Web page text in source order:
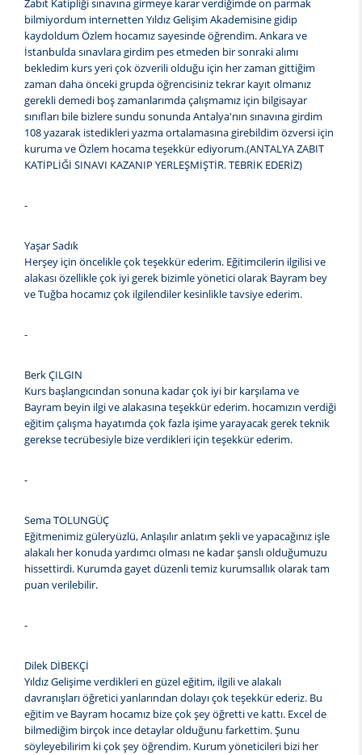
Zabıt Katipliği sınavına girmeye karar verdiğimde on parmak
bilmiyordum internetten Yıldız Gelişim Akademisine gidip
kaydoldum Özlem hocamız sayesinde öğrendim. Ankara ve
İstanbulda sınavlara girdim pes etmeden bir sonraki alımı
bekledim kurs yeri çok özverili olduğu için her zaman gittiğim
zaman daha önceki grupda öğrencisiniz tekrar kayıt olmanız
gerekli demedi boş zamanlarımda çalışmamız için bilgisayar
sınıfları bile bizlere sundu sonunda Antalya'nın sınavına girdim
108 yazarak istedikleri yazma ortalamasına girebildim özversi için
kuruma ve Özlem hocama teşekkür ediyorum.(ANTALYA ZABIT
KATİPLİĞİ SINAVI KAZANIP YERLEŞMİŞTİR. TEBRİK EDERİZ)
-
Yaşar Sadık
Herşey için öncelikle çok teşekkür ederim. Eğitimcilerin ilgilisi ve
alakası özellikle çok iyi gerek bizimle yönetici olarak Bayram bey
ve Tuğba hocamız çok ilgilendiler kesinlikle tavsiye ederim.
-
Berk ÇILGIN
Kurs başlangıcından sonuna kadar çok iyi bir karşılama ve
Bayram beyin ilgi ve alakasına teşekkür ederim. hocamızın verdiği
eğitim çalışma hayatımda çok fazla işime yarayacak gerek teknik
gerekse tecrübesiyle bize verdikleri için teşekkür ederim.
-
Sema TOLUNGÜÇ
Eğitmenimiz güleryüzlü, Anlaşılır anlatım şekli ve yapacağınız işle
alakalı her konuda yardımcı olması ne kadar şanslı olduğumuzu
hissettirdi. Kurumda gayet düzenli temiz kurumsallık olarak tam
puan verilebilir.
-
Dilek DİBEKÇİ
Yıldız Gelişime verdikleri en güzel eğitim, ilgili ve alakalı
davranışları öğretici yanlarından dolayı çok teşekkür ederiz. Bu
eğitim ve Bayram hocamız bize çok şey öğretti ve kattı. Excel de
bilmediğim birçok ince detaylar olduğunu farkettim. Şunu
söyleyebilirim ki çok şey öğrendim. Kurum yöneticileri bizi her